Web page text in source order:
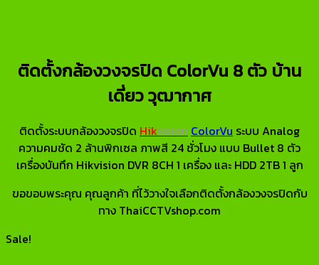
ติดตั้งกล้องวงจรปิด ColorVu 8 ตัว บ้าน
เดี่ยว วุฒากาศ
ติดตั้งระบบกล้องวงจรปิด Hikvision ColorVu ระบบ Analog
ความคมชัด 2 ล้านพิกเซล ภาพสี 24 ชั่วโมง แบบ Bullet 8 ตัว
เครื่องบันทึก Hikvision DVR 8CH 1 เครื่อง และ HDD 2TB 1 ลูก
ขอขอบพระคุณ คุณลูกค้า ที่ไว้วางใจเลือกติดตั้งกล้องวงจรปิดกับ
ทาง ThaiCCTVshop.com
Sale!